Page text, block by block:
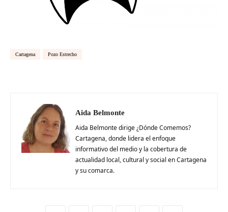
Cartagena Pozo Estrecho
Aida Belmonte
Aida Belmonte dirige ¿Dónde Comemos?
Cartagena, donde lidera el enfoque
informativo del medio y la cobertura de
actualidad local, cultural y social en Cartagena
y su comarca.